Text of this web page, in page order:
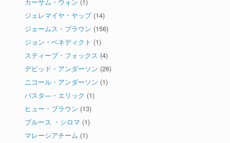
カーサム・ウォン (1)
ジェレマイヤ・ヤップ(14)
ジェームス・ブラウン (156)
ジョン・ベネディクト (1)
スティーブ・フォックス (4)
デビッド・アンダーソン (26)
ニコール・アンダーソン (1)
パスタ―・エリック (1)
ヒュー・ブラウン (13)
ブルース ・シロマ (1)
マレーシアチーム (1)